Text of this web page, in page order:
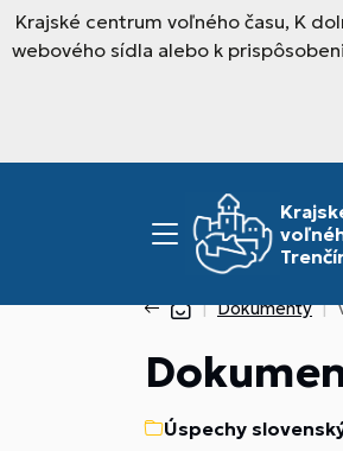
Krajské centrum voľného času, K
webového sídla alebo k
Dokumenty
Úspechy